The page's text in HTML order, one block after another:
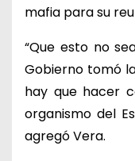
mafia para su
“Que esto no
Gobierno tomó
hay que hacer
organismo del
agregó Vera.